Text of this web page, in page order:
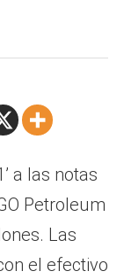
a las notas
Petroleum
Las
el efectivo